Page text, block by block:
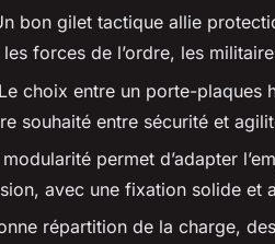
bon gilet tactique allie
forces de l’ordre, les
choix entre un porte-plaques
souhaité entre sécurité et
permet d’adapter
avec une fixation solide et
répartition de la charge,